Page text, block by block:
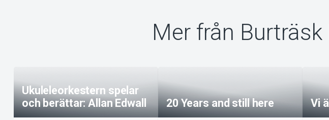
Mer från
Ukuleleorkestern spelar
och berättar: Allan Edwall
20 Years and still here Vi